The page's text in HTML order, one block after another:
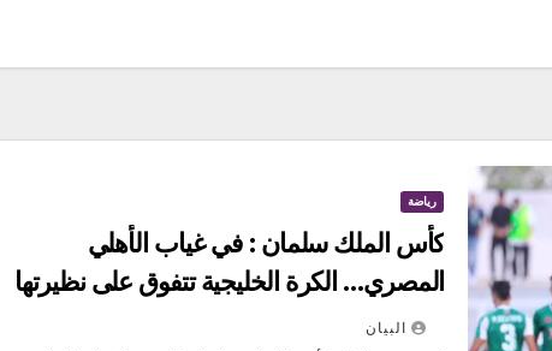
رياضة
كأس الملك سلمان : في غياب الأهلي
المصري… الكرة الخليجية تتفوق على نظيرتها
المغاربية
البيان